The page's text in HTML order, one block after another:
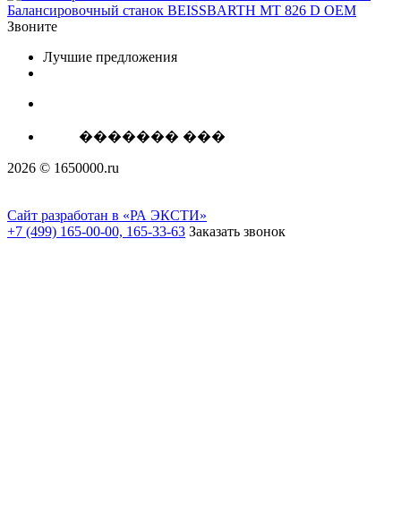
Балансировочный станок BEISSBARTH MT 826 D OEM
Звоните
Лучшие предложения
������� ���
2026 © 1650000.ru
Сайт разработан в «РА ЭКСТИ»
+7 (499) 165-00-00, 165-33-63 Заказать звонок